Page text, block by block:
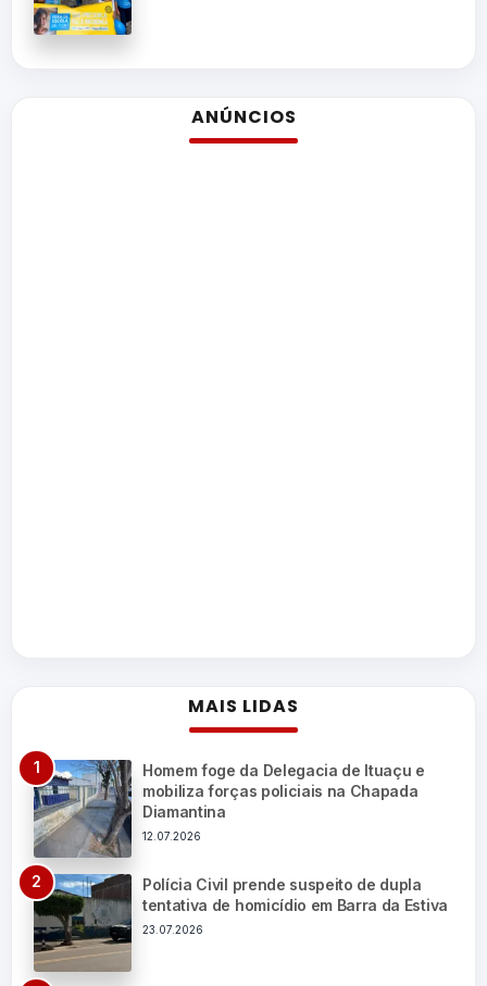
ANÚNCIOS
MAIS LIDAS
Homem foge da Delegacia de Ituaçu e
mobiliza forças policiais na Chapada
Diamantina
12.07.2026
Polícia Civil prende suspeito de dupla
tentativa de homicídio em Barra da Estiva
23.07.2026